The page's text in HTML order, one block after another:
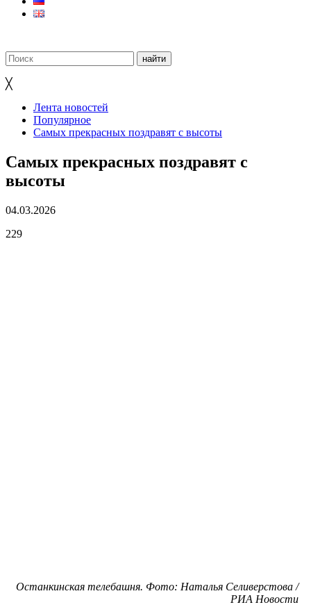
╳
Лента новостей
Популярное
Самых прекрасных поздравят с высоты
Самых прекрасных поздравят с
высоты
04.03.2026
229
Останкинская телебашня. Фото: Наталья Селиверстова /
РИА Новости